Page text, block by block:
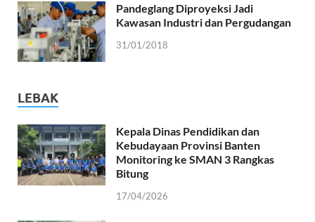
Pandeglang Diproyeksi Jadi
Kawasan Industri dan Pergudangan
31/01/2018
LEBAK
Kepala Dinas Pendidikan dan
Kebudayaan Provinsi Banten
Monitoring ke SMAN 3 Rangkas
Bitung
17/04/2026